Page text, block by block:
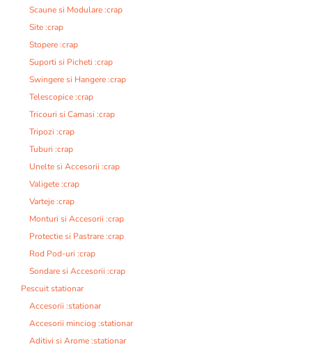
Scaune si Modulare :crap
Site :crap
Stopere :crap
Suporti si Picheti :crap
Swingere si Hangere :crap
Telescopice :crap
Tricouri si Camasi :crap
Tripozi :crap
Tuburi :crap
Unelte si Accesorii :crap
Valigete :crap
Varteje :crap
Monturi si Accesorii :crap
Protectie si Pastrare :crap
Rod Pod-uri :crap
Sondare si Accesorii :crap
Pescuit stationar
Accesorii :stationar
Accesorii minciog :stationar
Aditivi si Arome :stationar